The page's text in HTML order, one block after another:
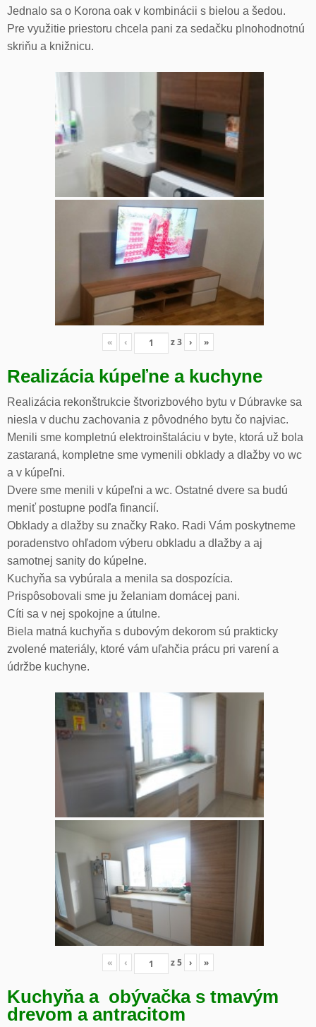
Jednalo sa o Korona oak v kombinácii s bielou a šedou.
Pre využitie priestoru chcela pani za sedačku plnohodnotnú
skriňu a knižnicu.
« ‹ z3 › »
Realizácia kúpeľne a kuchyne
Realizácia rekonštrukcie štvorizbového bytu v Dúbravke sa
niesla v duchu zachovania z pôvodného bytu čo najviac.
Menili sme kompletnú elektroinštaláciu v byte, ktorá už bola
zastaraná, kompletne sme vymenili obklady a dlažby vo wc
a v kúpeľni.
Dvere sme menili v kúpeľni a wc. Ostatné dvere sa budú
meniť postupne podľa financií.
Obklady a dlažby su značky Rako. Radi Vám poskytneme
poradenstvo ohľadom výberu obkladu a dlažby a aj
samotnej sanity do kúpelne.
Kuchyňa sa vybúrala a menila sa dospozícia.
Prispôsobovali sme ju želaniam domácej pani.
Cíti sa v nej spokojne a útulne.
Biela matná kuchyňa s dubovým dekorom sú prakticky
zvolené materiály, ktoré vám uľahčia prácu pri varení a
údržbe kuchyne.
« ‹ z5 › »
Kuchyňa a obývačka s tmavým
drevom a antracitom